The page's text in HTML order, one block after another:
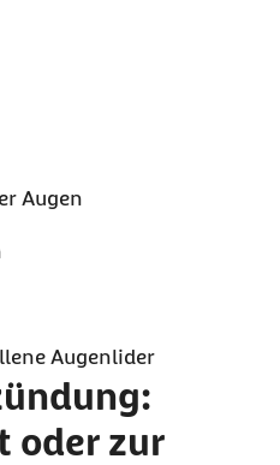
Augen
Augenlider
oder zur